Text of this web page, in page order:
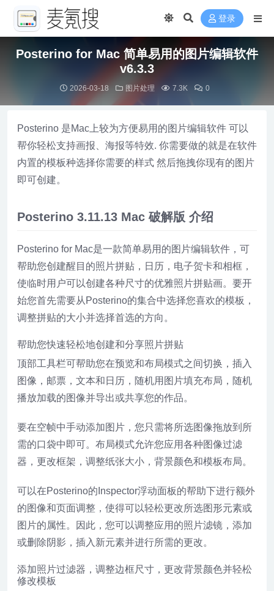
登录
Posterino for Mac 简单易用的图片编辑软件
v6.3.3
2026-03-18 图片处理 7.3K 0
Posterino 是Mac上较为方便易用的图片编辑软件 可以
帮你轻松支持画报、海报等特效. 你需要做的就是在软件
内置的模板种选择你需要的样式 然后拖拽你现有的图片
即可创建。
Posterino 3.11.13 Mac 破解版 介绍
Posterino for Mac是一款简单易用的图片编辑软件，可
帮助您创建醒目的照片拼贴，日历，电子贺卡和相框，
使临时用户可以创建各种尺寸的优雅照片拼贴画。要开
始您首先需要从Posterino的集合中选择您喜欢的模板，
调整拼贴的大小并选择首选的方向。
帮助您快速轻松地创建和分享照片拼贴
顶部工具栏可帮助您在预览和布局模式之间切换，插入
图像，邮票，文本和日历，随机用图片填充布局，随机
播放加载的图像并导出或共享您的作品。
要在空帧中手动添加图片，您只需将所选图像拖放到所
需的口袋中即可。布局模式允许您应用各种图像过滤
器，更改框架，调整纸张大小，背景颜色和模板布局。
可以在Posterino的Inspector浮动面板的帮助下进行额外
的图像和页面调整，使得可以轻松更改所选图形元素或
图片的属性。因此，您可以调整应用的照片滤镜，添加
或删除阴影，插入新元素并进行所需的更改。
添加照片过滤器，调整边框尺寸，更改背景颜色并轻松
修改模板